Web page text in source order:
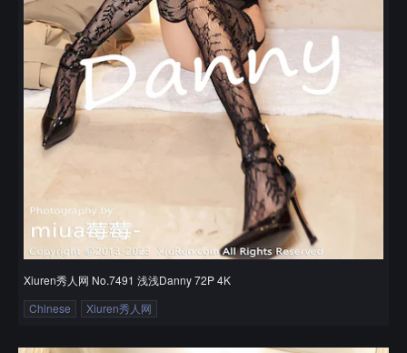
Xiuren秀人网 No.7491 浅浅Danny 72P 4K
Chinese
Xiuren秀人网